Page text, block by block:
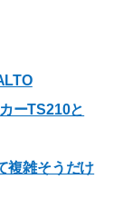
ーTS210と
複雑そうだけ